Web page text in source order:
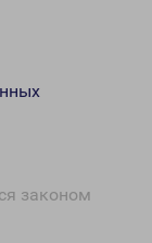
законом